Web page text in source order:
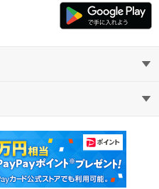
中古マンション
中古一戸建て
教えて！住まいの先生